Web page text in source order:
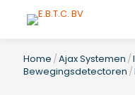
Home /Ajax Systemen /
Bewegingsdetectoren /